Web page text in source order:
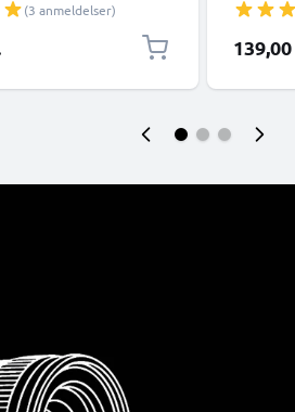
+ Oplader BCH-1
(3 anmeldelser)
kamera